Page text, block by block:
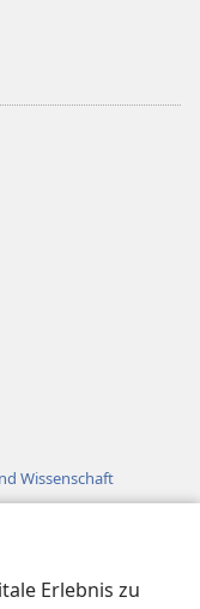
Erlebnis zu
Wissenschaft